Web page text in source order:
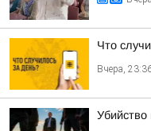
Что
Вчера,